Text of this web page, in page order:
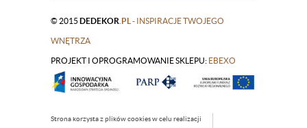
© 2015 DEDEKOR .PL - INSPIRACJE TWOJEGO
WNĘTRZA
|
PROJEKT I OPROGRAMOWANIE SKLEPU: EBEXO
Strona korzysta z plików cookies w celu realizacji